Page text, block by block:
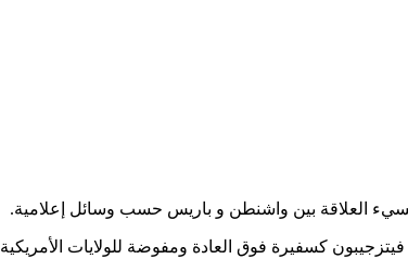
يسيء العلاقة بين واشنطن و باريس حسب وسائل إعلامية.
فوق العادة ومفوضة للولايات الأمريكية لدى جمهورية